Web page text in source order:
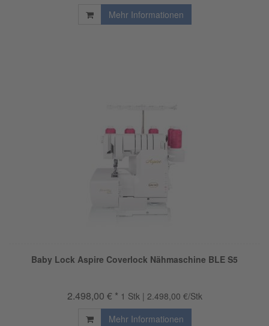
Mehr Informationen
Baby Lock Aspire Coverlock Nähmaschine BLE S5
2.498,00 € * 1 Stk | 2.498,00 €/Stk
Mehr Informationen